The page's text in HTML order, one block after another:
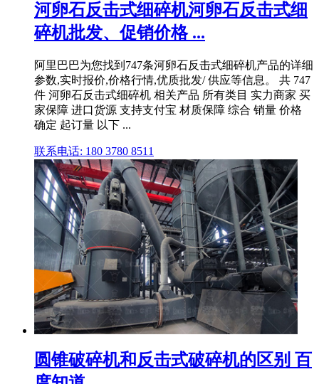
河卵石反击式细碎机河卵石反击式细
碎机批发、促销价格 ...
阿里巴巴为您找到747条河卵石反击式细碎机产品的详细
参数,实时报价,价格行情,优质批发/ 供应等信息。 共 747
件 河卵石反击式细碎机 相关产品 所有类目 实力商家 买
家保障 进口货源 支持支付宝 材质保障 综合 销量 价格
确定 起订量 以下 ...
联系电话: 180 3780 8511
圆锥破碎机和反击式破碎机的区别 百